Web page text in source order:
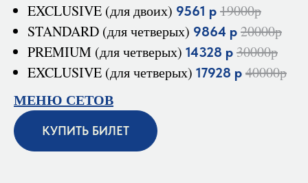
EXCLUSIVE (для двоих) 9561 р 19000р
STANDARD (для четверых) 9864 р 20000р
PREMIUM (для четверых) 14328 р 30000р
EXCLUSIVE (для четверых) 17928 р 40000р
МЕНЮ СЕТОВ
КУПИТЬ БИЛЕТ